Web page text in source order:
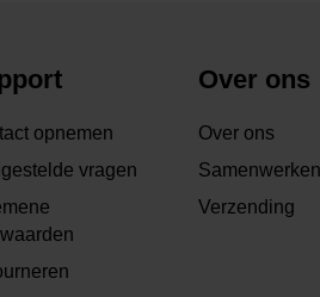
opnemen
vragen
Over ons
Over ons
Samenwerken
Verzending